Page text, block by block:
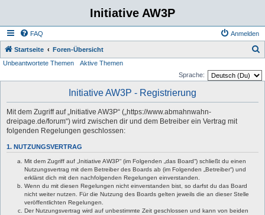
Initiative AW3P
FAQ Anmelden
Startseite Foren-Übersicht
Unbeantwortete Themen
Aktive Themen
Sprache:
Initiative AW3P - Registrierung
Mit dem Zugriff auf „Initiative AW3P“ („https://www.abmahnwahn-
dreipage.de/forum“) wird zwischen dir und dem Betreiber ein Vertrag mit
folgenden Regelungen geschlossen:
1. NUTZUNGSVERTRAG
Mit dem Zugriff auf „Initiative AW3P“ (im Folgenden „das Board“) schließt du einen
Nutzungsvertrag mit dem Betreiber des Boards ab (im Folgenden „Betreiber“) und
erklärst dich mit den nachfolgenden Regelungen einverstanden.
Wenn du mit diesen Regelungen nicht einverstanden bist, so darfst du das Board
nicht weiter nutzen. Für die Nutzung des Boards gelten jeweils die an dieser Stelle
veröffentlichten Regelungen.
Der Nutzungsvertrag wird auf unbestimmte Zeit geschlossen und kann von beiden